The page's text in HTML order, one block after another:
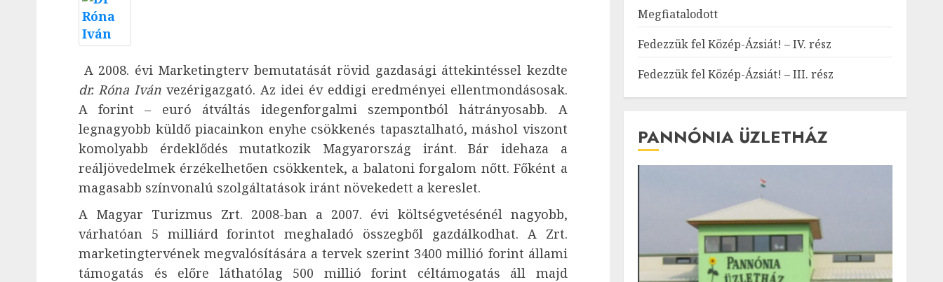
A 2008. évi Marketingterv bemutatását rövid gazdasági áttekintéssel kezdte
dr. Róna Iván vezérigazgató. Az idei év eddigi eredményei ellentmondásosak.
A forint – euró átváltás idegenforgalmi szempontból hátrányosabb. A
legnagyobb küldő piacainkon enyhe csökkenés tapasztalható, máshol viszont
komolyabb érdeklődés mutatkozik Magyarország iránt. Bár idehaza a
reáljövedelmek érzékelhetően csökkentek, a balatoni forgalom nőtt. Főként a
magasabb színvonalú szolgáltatások iránt növekedett a kereslet.
A Magyar Turizmus Zrt. 2008-ban a 2007. évi költségvetésénél nagyobb,
várhatóan 5 milliárd forintot meghaladó összegből gazdálkodhat. A Zrt.
marketingtervének megvalósítására a tervek szerint 3400 millió forint állami
támogatás és előre láthatólag 500 millió forint céltámogatás áll majd
Megfiatalodott
Fedezzük fel Közép-Ázsiát! – IV. rész
Fedezzük fel Közép-Ázsiát! – III. rész
PANNÓNIA ÜZLETHÁZ